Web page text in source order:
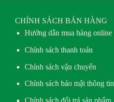
CHÍNH SÁCH BÁN HÀNG
Hướng dẫn mua hàng online
Chính sách thanh toán
Chính sách vận chuyển
Chính sách bảo mật thông tin
Chính sách đổi trả sản phẩm